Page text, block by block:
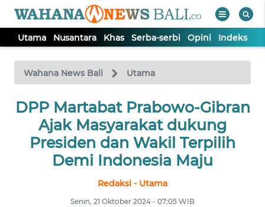
Utama Nusantara Khas Serba-serbi Opini Indeks
Wahana News Bali Utama
DPP Martabat Prabowo-Gibran
Ajak Masyarakat dukung
Presiden dan Wakil Terpilih
Demi Indonesia Maju
Redaksi - Utama
Senin, 21 Oktober 2024 - 07:05 WIB
TV
Tutup
UTAMA
NUSANTARA